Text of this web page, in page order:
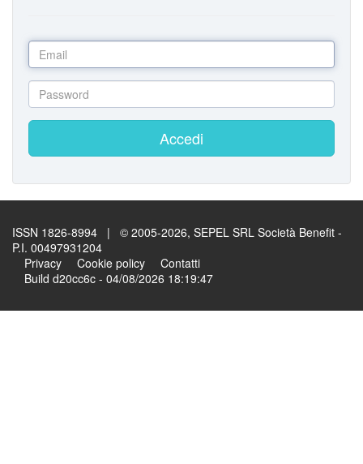
Accedi
ISSN 1826-8994 | © 2005-2026, SEPEL SRL Società Benefit -
P.I. 00497931204
Privacy
Cookie policy
Contatti
Build d20cc6c - 04/08/2026 18:19:47